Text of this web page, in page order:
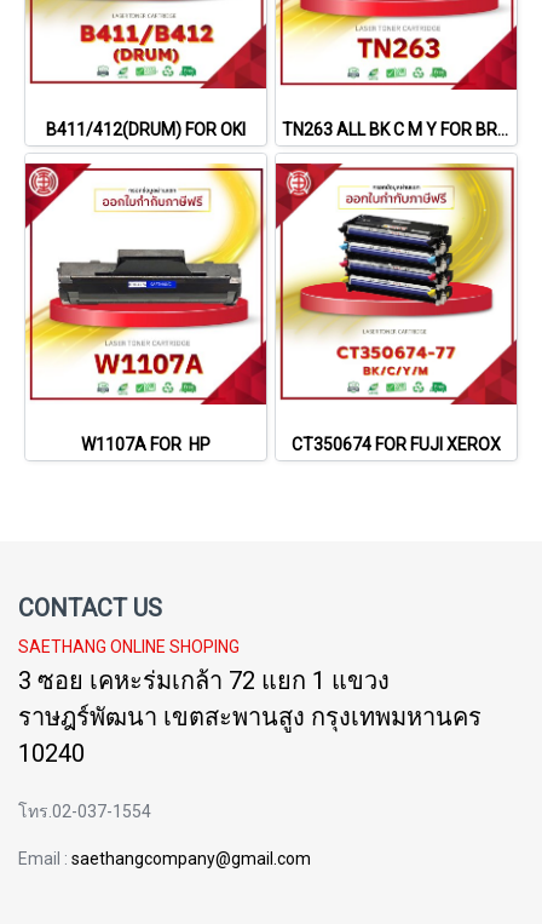
B411/412(DRUM) FOR OKI TN263 ALL BK C M Y FOR BROTHER
W1107A FOR HP CT350674 FOR FUJI XEROX
CONTACT US
SAETHANG ONLINE SHOPING
3 ซอย เคหะร่มเกล้า 72 แยก 1 แขวง
ราษฎร์พัฒนา เขตสะพานสูง กรุงเทพมหานคร
10240
โทร.02-037-1554
Email : saethangcompany@gmail.com